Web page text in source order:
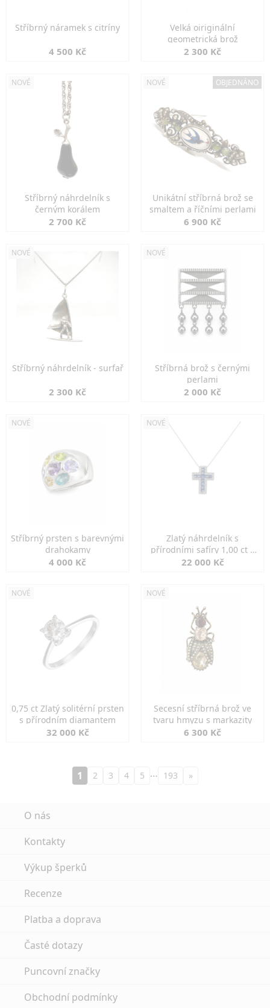
Stříbrný náramek s citríny
4 500 Kč
Velká oiriginální
geometrická brož
2 300 Kč
NOVÉ
Stříbrný náhrdelník s
černým korálem
2 700 Kč
NOVÉ OBJEDNÁNO
Unikátní stříbrná brož se
smaltem a říčními perlami
6 900 Kč
NOVÉ
Stříbrný náhrdelník - surfař
2 300 Kč
NOVÉ
Stříbrná brož s černými
perlami
2 000 Kč
NOVÉ
Stříbrný prsten s barevnými
drahokamy
4 000 Kč
NOVÉ
Zlatý náhrdelník s
přírodními safíry 1,00 ct a
diamanty
22 000 Kč
NOVÉ
0,75 ct Zlatý solitérní prsten
s přírodním diamantem
32 000 Kč
NOVÉ
Secesní stříbrná brož ve
tvaru hmyzu s markazity
6 300 Kč
1 2 3 4 5 … 193 »
O nás
Kontakty
Výkup šperků
Recenze
Platba a doprava
Časté dotazy
Puncovní značky
Obchodní podmínky